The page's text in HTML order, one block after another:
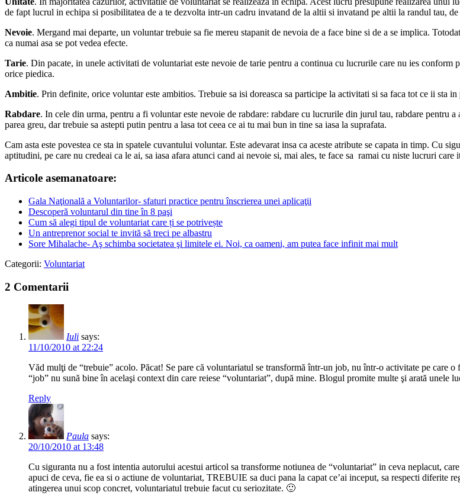
de fapt lucrul in echipa si posibilitatea de a te dezvolta intr-un cadru invatand de la altii si invatand pe altii la randul tau,
Nevoie. Mergand mai departe, un voluntar trebuie sa fie mereu stapanit de nevoia de a face bine si de a se implica.
ca numai asa se pot vedea efecte.
Tarie. Din pacate, in unele activitati de voluntariat este nevoie de tarie pentru a continua cu lucrurile care nu ies conform
orice piedica.
Ambitie. Prin definite, orice voluntar este ambitios. Trebuie sa isi doreasca sa participe la activitati si sa faca tot ce ii sta
Rabdare. In cele din urma, pentru a fi voluntar este nevoie de rabdare: rabdare cu lucrurile din jurul tau, rabdare pentru
parea greu, dar trebuie sa astepti putin pentru a lasa tot ceea ce ai tu mai bun in tine sa iasa la suprafata.
Cam asta este povestea ce sta in spatele cuvantului voluntar. Este adevarat insa ca aceste atribute se capata in timp. Cu
aptitudini, pe care nu credeai ca le ai, sa iasa afara atunci cand ai nevoie si, mai ales, te face sa ramai cu niste lucruri
Articole asemanatoare:
Gala Naţională a Voluntarilor- sfaturi practice pentru înscrierea unei aplicaţii
Descoperă voluntarul din tine în 8 paşi
Cum să alegi tipul de voluntariat care ți se potrivește
Un antreprenor social te invită să treci pe albastru
Sore Mihalache- Aş schimba societatea şi limitele ei. Noi, ca oameni, am putea face infinit mai mult
Categorii: Voluntariat
2 Comentarii
Iuli says:
11/10/2010 at 22:24
Văd mulţi de “trebuie” acolo. Păcat! Se pare că voluntariatul se transformă într-un job, nu într-o activitate pe
“job” nu sună bine în acelaşi context din care reiese “voluntariat”, după mine. Blogul promite multe şi arată unele
Reply
Paula says:
20/10/2010 at 13:48
Cu siguranta nu a fost intentia autorului acestui articol sa transforme notiunea de “voluntariat” in ceva neplacut,
apuci de ceva, fie ea si o actiune de voluntariat, TREBUIE sa duci pana la capat ce’ai inceput, sa respecti diferite
atingerea unui scop concret, voluntariatul trebuie facut cu seriozitate. 🙂